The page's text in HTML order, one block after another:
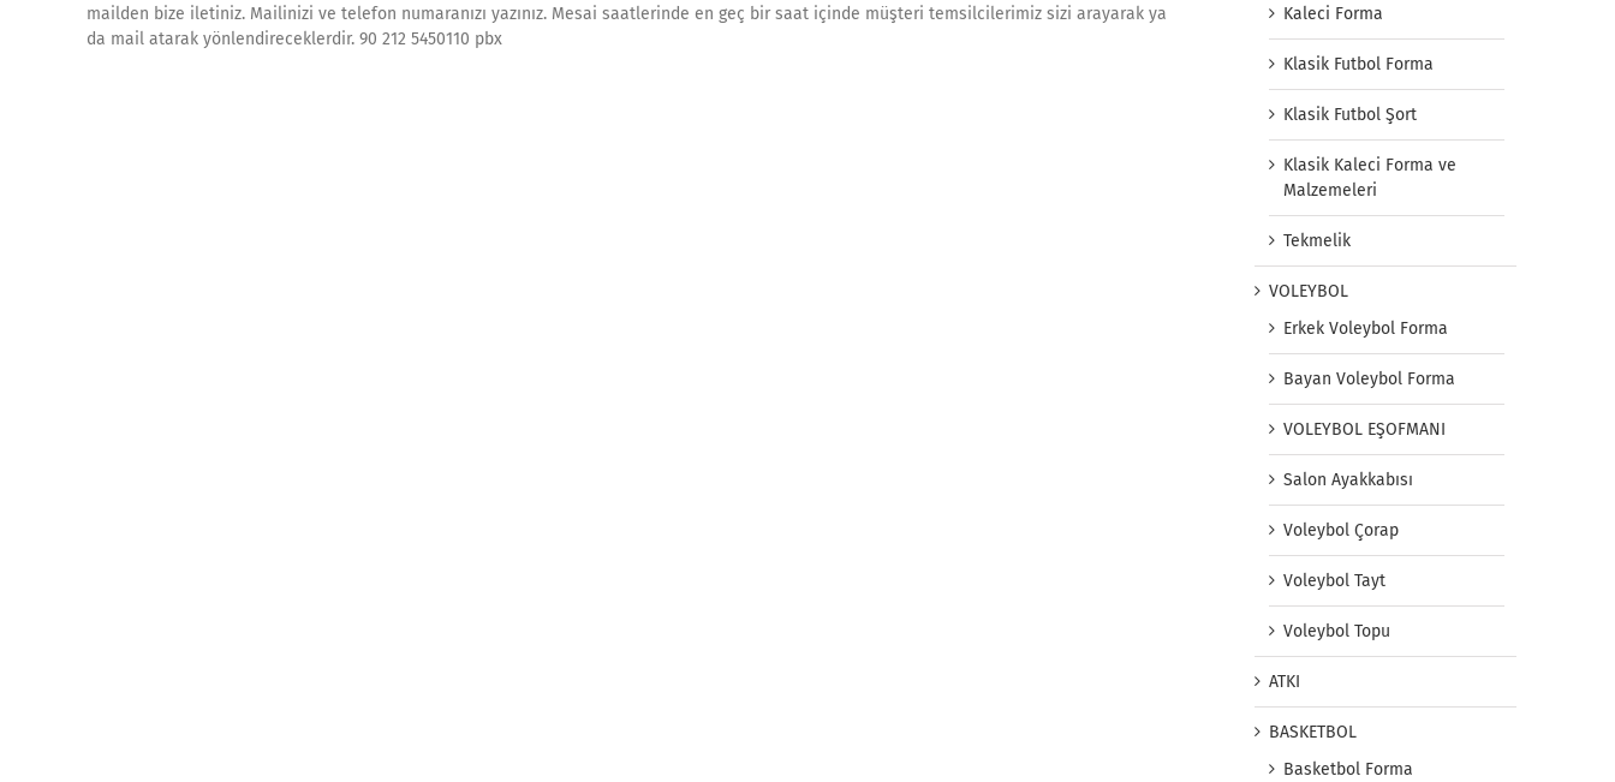
mailden bize iletiniz. Mailinizi ve telefon numaranızı yazınız. Mesai saatlerinde en geç bir saat içinde müşteri temsilcilerimiz sizi arayarak ya
da mail atarak yönlendireceklerdir. 90 212 5450110 pbx
Kaleci Forma
Klasik Futbol Forma
Klasik Futbol Şort
Klasik Kaleci Forma ve
Malzemeleri
Tekmelik
VOLEYBOL
Erkek Voleybol Forma
Bayan Voleybol Forma
VOLEYBOL EŞOFMANI
Salon Ayakkabısı
Voleybol Çorap
Voleybol Tayt
Voleybol Topu
ATKI
BASKETBOL
Basketbol Forma